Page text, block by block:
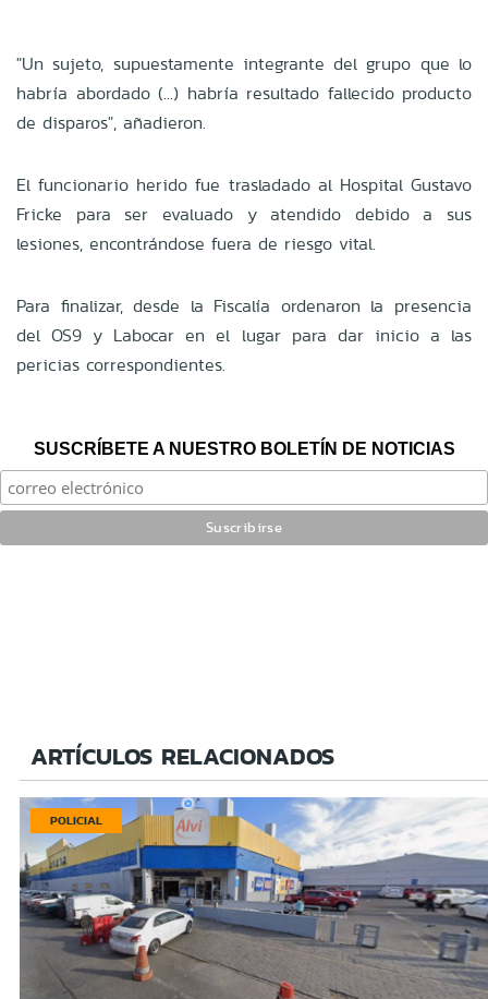
"Un sujeto, supuestamente integrante del grupo que lo
habría abordado (...) habría resultado fallecido producto
de disparos", añadieron.
El funcionario herido fue trasladado al Hospital Gustavo
Fricke para ser evaluado y atendido debido a sus
lesiones, encontrándose fuera de riesgo vital.
Para finalizar, desde la Fiscalía ordenaron la presencia
del OS9 y Labocar en el lugar para dar inicio a las
pericias correspondientes.
SUSCRÍBETE A NUESTRO BOLETÍN DE NOTICIAS
ARTÍCULOS RELACIONADOS
POLICIAL